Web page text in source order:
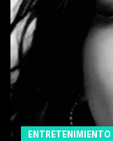
ENTRETENIMIENTO